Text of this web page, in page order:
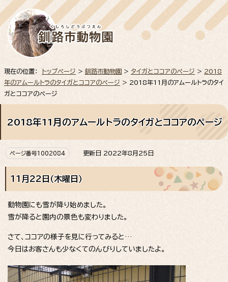
現在の位置： トップページ > 釧路市動物園 > タイガとココアのページ > 2018
年のアムールトラのタイガとココアのページ > 2018年11月のアムールトラのタイ
ガとココアのページ
2018年11月のアムールトラのタイガとココアのページ
ページ番号1002084 更新日 2022年8月25日
11月22日（木曜日）
動物園にも雪が降り始めました。
雪が降ると園内の景色も変わりました。
さて、ココアの様子を見に行ってみると…
今日はお客さんも少なくてのんびりしていましたよ。